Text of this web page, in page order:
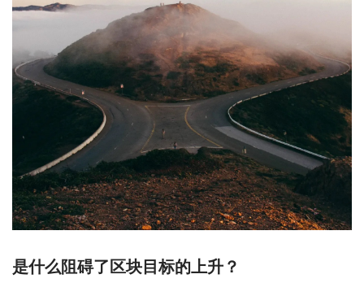
是什么阻碍了区块目标的上升？